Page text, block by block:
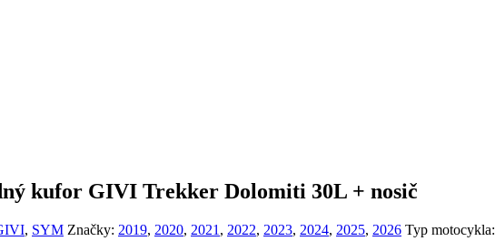
kufor GIVI Trekker Dolomiti 30L + nosič
, SYM Značky: 2019, 2020, 2021 , 2022, 2023, 2024, 2025, 2026 Typ motocykla: